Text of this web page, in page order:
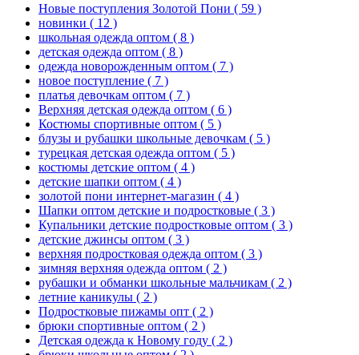
Новые поступления Золотой Пони ( 59 )
новинки ( 12 )
школьная одежда оптом ( 8 )
детская одежда оптом ( 8 )
одежда новорожденным оптом ( 7 )
новое поступление ( 7 )
платья девочкам оптом ( 7 )
Верхняя детская одежда оптом ( 6 )
Костюмы спортивные оптом ( 5 )
блузы и рубашки школьные девочкам ( 5 )
турецкая детская одежда оптом ( 5 )
костюмы детские оптом ( 4 )
детские шапки оптом ( 4 )
золотой пони интернет-магазин ( 4 )
Шапки оптом детские и подростковые ( 3 )
Купальники детские подростковые оптом ( 3 )
детские джинсы оптом ( 3 )
верхняя подростковая одежда оптом ( 3 )
зимняя верхняя одежда оптом ( 2 )
рубашки и обманки школьные мальчикам ( 2 )
летние каникулы ( 2 )
Подростковые пижамы опт ( 2 )
брюки спортивные оптом ( 2 )
Детская одежда к Новому году ( 2 )